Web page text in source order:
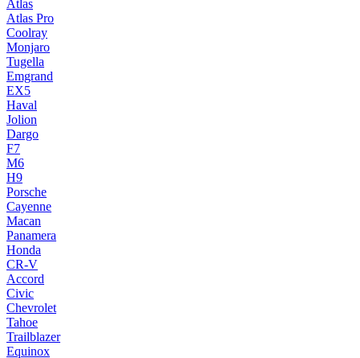
Atlas
Atlas Pro
Coolray
Monjaro
Tugella
Emgrand
EX5
Haval
Jolion
Dargo
F7
M6
H9
Porsche
Cayenne
Macan
Panamera
Honda
CR-V
Accord
Civic
Chevrolet
Tahoe
Trailblazer
Equinox